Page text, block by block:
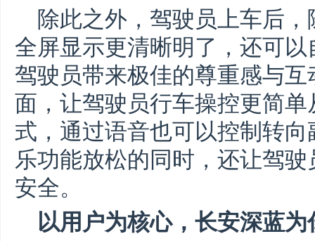
除此之外，驾驶员上车后
全屏显示更清晰明了，还可
驾驶员带来极佳的尊重感与
面，让驾驶员行车操控更简
式，通过语音也可以控制转
乐功能放松的同时，还让驾
安全。
以用户为核心，长安深蓝